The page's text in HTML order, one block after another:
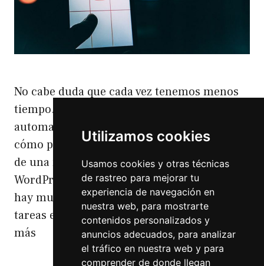
Utilizamos cookies
Usamos cookies y otras técnicas
de rastreo para mejorar tu
experiencia de navegación en
nuestra web, para mostrarte
contenidos personalizados y
anuncios adecuados, para analizar
el tráfico en nuestra web y para
comprender de donde llegan
No cabe duda que cada vez tenemos menos
tiempo. Y hay muchas cosas que es mejor
automatizarlas por eso hoy os voy a enseñar
cómo publicar desde WordPress a Instagram
de una manera fácil. Cómo publicar desde
WordPress a Instagram Todos sabemos que
hay muchos servicios que te automatizan
tareas entre redes sociales y blogs. …
más